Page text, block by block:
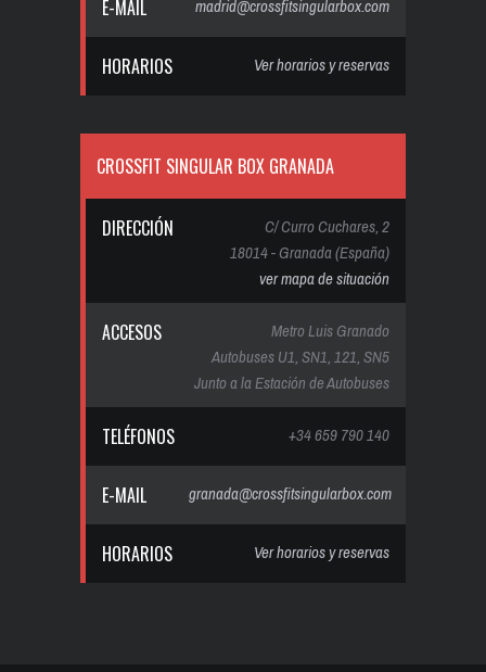
E-MAIL madrid@crossfitsingularbox.com
HORARIOS Ver horarios y reservas
CROSSFIT SINGULAR BOX GRANADA
DIRECCIÓN
C/ Curro Cuchares, 2
18014 - Granada (España)
ver mapa de situación
ACCESOS
Metro Luis Granado
Autobuses U1, SN1, 121, SN5
Junto a la Estación de Autobuses
TELÉFONOS +34 659 790 140
E-MAIL granada@crossfitsingularbox.com
HORARIOS Ver horarios y reservas